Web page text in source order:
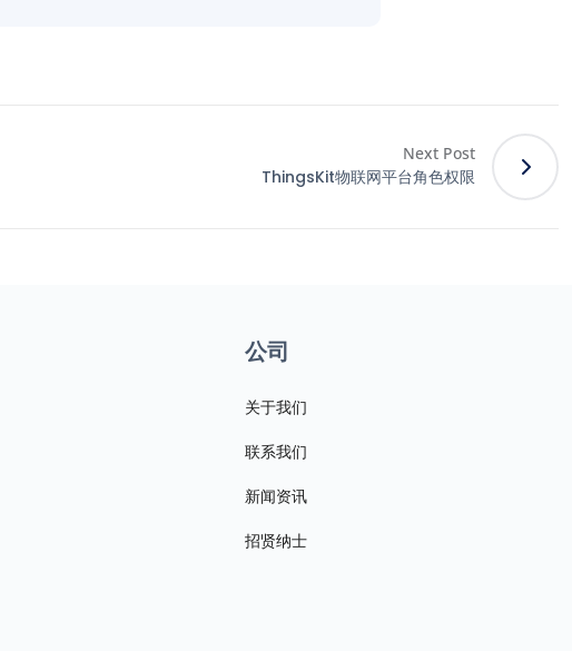
Next Post
ThingsKit物联网平台角色权限
公司
关于我们
联系我们
新闻资讯
招贤纳士